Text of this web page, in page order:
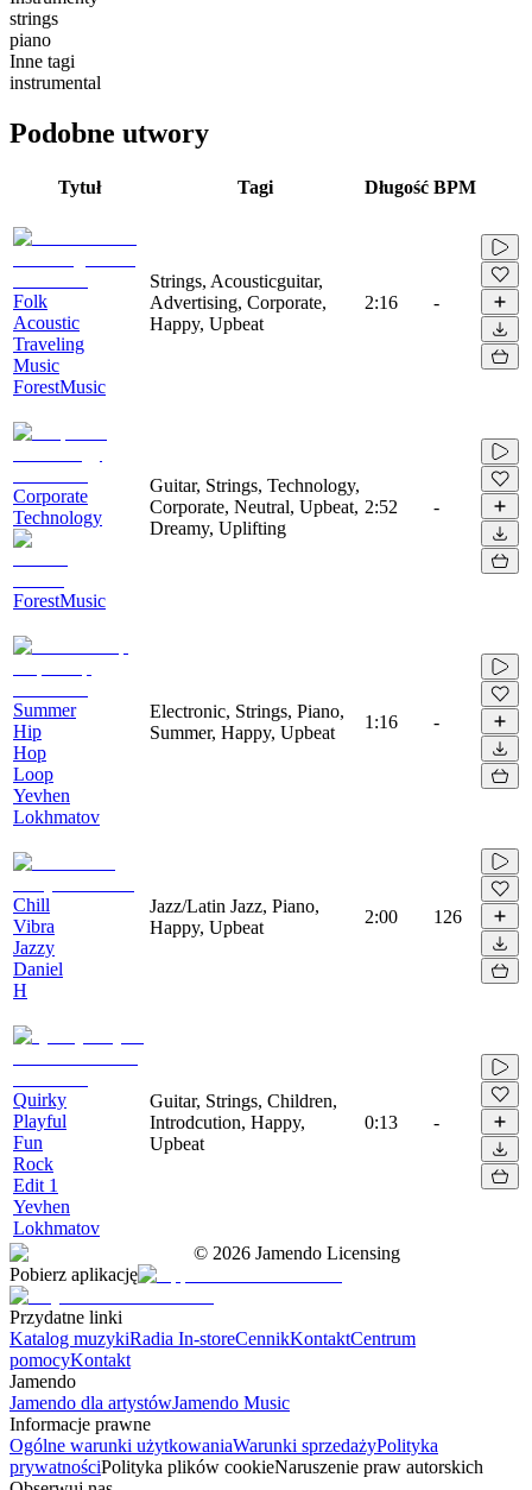
strings
piano
Inne tagi
instrumental
Podobne utwory
Tytuł Tagi Długość BPM
Folk
Acoustic
Traveling
Music
ForestMusic
Strings, Acousticguitar,
Advertising, Corporate,
Happy, Upbeat
2:16 -
Corporate
Technology
ForestMusic
Guitar, Strings, Technology,
Corporate, Neutral, Upbeat,
Dreamy, Uplifting
2:52 -
Summer
Hip
Hop
Loop
Yevhen
Lokhmatov
Electronic, Strings, Piano,
Summer, Happy, Upbeat
1:16 -
Chill
Vibra
Jazzy
Daniel
H
Jazz/Latin Jazz, Piano,
Happy, Upbeat
2:00 126
Quirky
Playful
Fun
Rock
Edit 1
Yevhen
Lokhmatov
Guitar, Strings, Children,
Introdcution, Happy,
Upbeat
0:13 -
© 2026 Jamendo Licensing
Pobierz aplikację
Przydatne linki
Katalog muzykiRadia In-storeCennikKontaktCentrum
pomocyKontakt
Jamendo
Jamendo dla artystówJamendo Music
Informacje prawne
Ogólne warunki użytkowaniaWarunki sprzedażyPolityka
prywatnościPolityka plików cookieNaruszenie praw autorskich